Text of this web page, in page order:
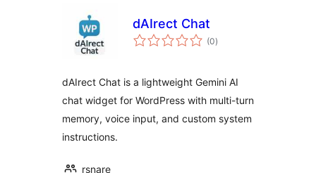
dAIrect Chat
(0مجموعی
درجہ
)
dAIrect Chat is a lightweight Gemini AI
chat widget for WordPress with multi-turn
memory, voice input, and custom system
instructions.
rsnare